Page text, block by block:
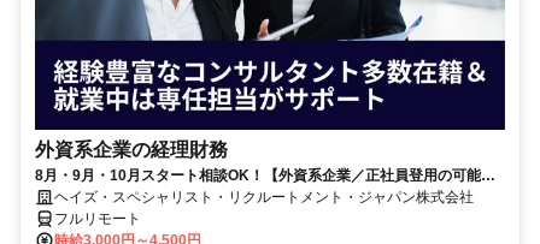
外資系企業の経理財務
8月・9月・10月スタート相談OK！【外資系企業／正社員登用の可能性
大／700万～800万／リモート勤務OK】経理財務
ヘイズ・スペシャリスト・リクルートメント・ジャパン株式会社
フルリモート
時給3,000円～4,500円